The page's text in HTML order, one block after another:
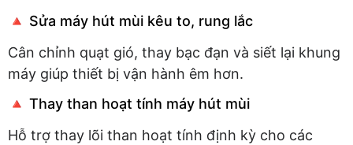
🔺 Sửa máy hút mùi kêu to, rung lắc
Cân chỉnh quạt gió, thay bạc đạn và siết lại khung
máy giúp thiết bị vận hành êm hơn.
🔺 Thay than hoạt tính máy hút mùi
Hỗ trợ thay lõi than hoạt tính định kỳ cho các